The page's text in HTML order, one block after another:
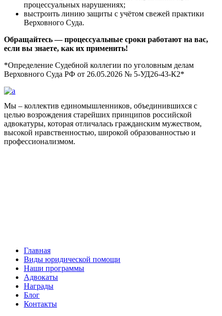
процессуальных нарушениях;
выстроить линию защиты с учётом свежей практики
Верховного Суда.
Обращайтесь — процессуальные сроки работают на вас,
если вы знаете, как их применить!
*Определение Судебной коллегии по уголовным делам
Верховного Суда РФ от 26.05.2026 № 5-УД26-43-К2*
Мы – коллектив единомышленников, объединившихся с
целью возрождения старейших принципов российской
адвокатуры, которая отличалась гражданским мужеством,
высокой нравственностью, широкой образованностью и
профессионализмом.
Главная
Виды юридической помощи
Наши программы
Адвокаты
Награды
Блог
Контакты